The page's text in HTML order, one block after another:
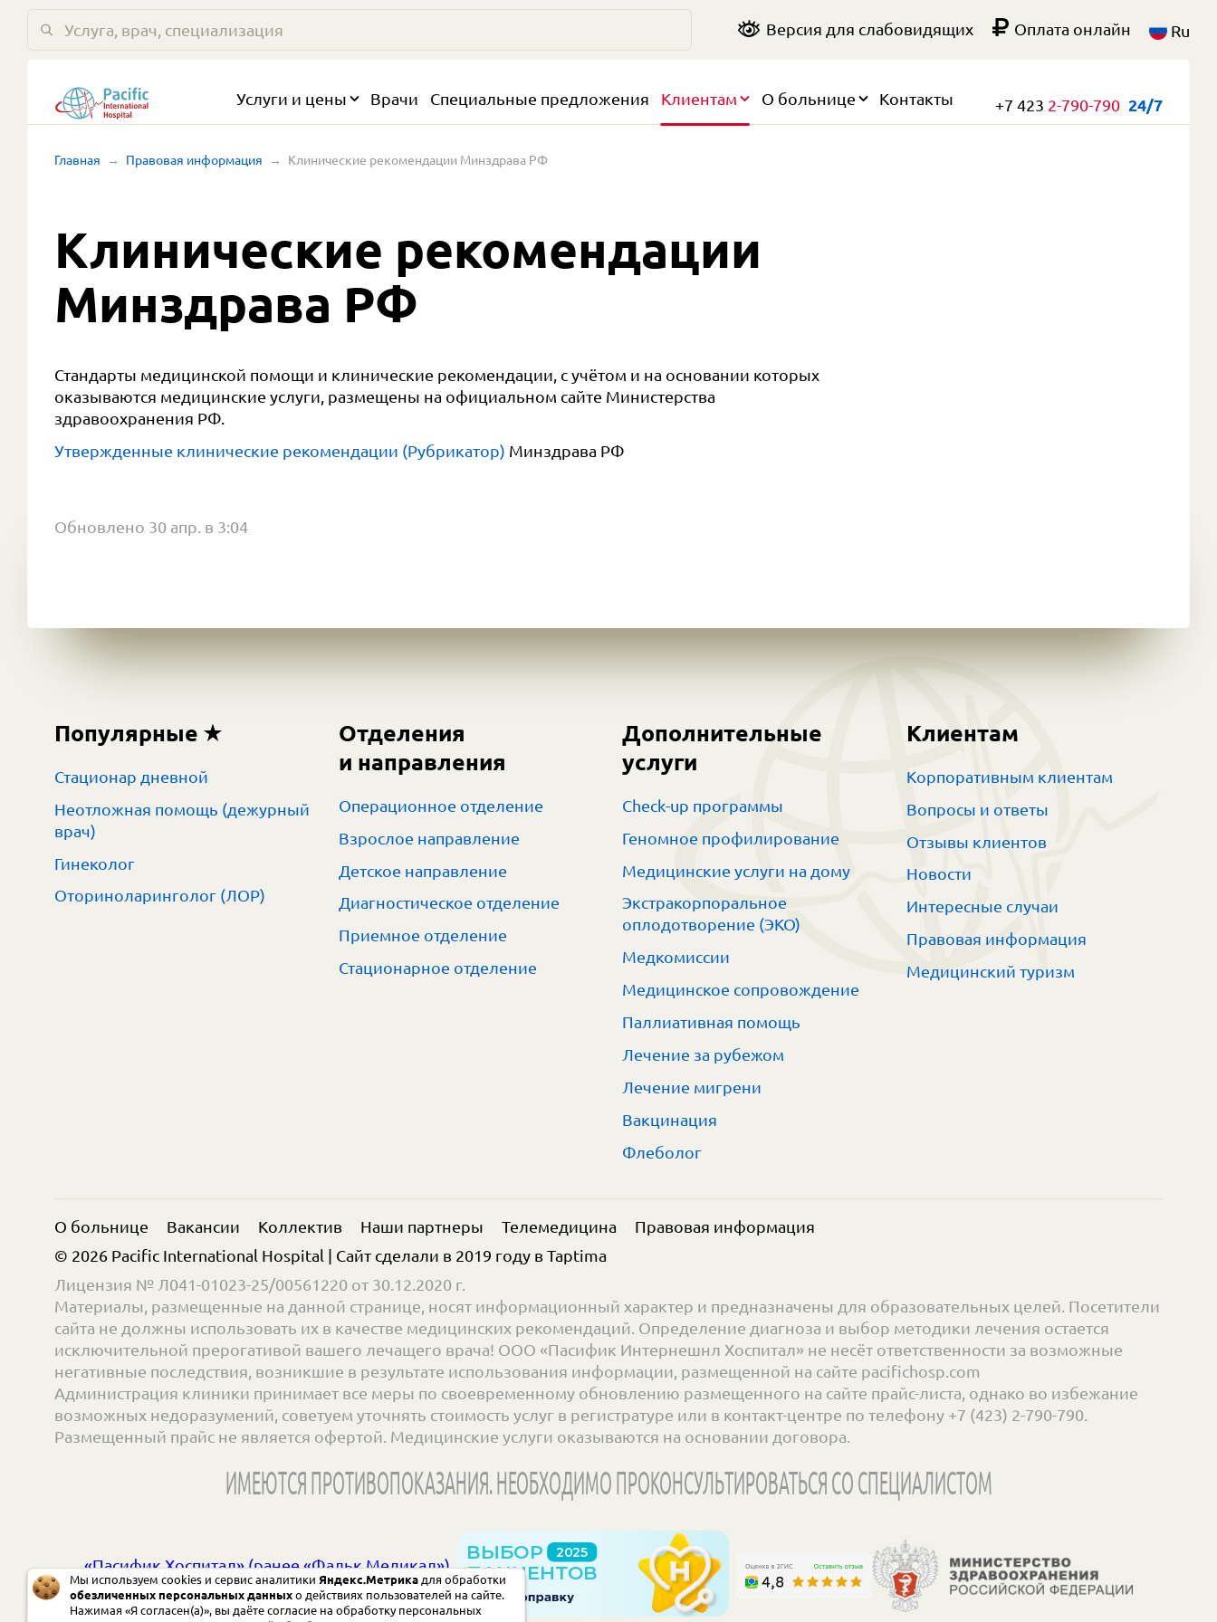
Версия для слабовидящих Оплата онлайн Ru
Услуги и цены Врачи Специальные предложения Клиентам О больнице Контакты +7 423 2-790-790 24/7
Главная Правовая информация Клинические рекомендации Минздрава РФ
Клинические рекомендации
Минздрава РФ
Стандарты медицинской помощи и клинические рекомендации, с учётом и на основании которых
оказываются медицинские услуги, размещены на официальном сайте Министерства
здравоохранения РФ.
Утвержденные клинические рекомендации (Рубрикатор) Минздрава РФ
Обновлено 30 апр. в 3:04
Популярные
Стационар дневной
Неотложная помощь (дежурный
врач)
Гинеколог
Оториноларинголог (ЛОР)
Отделения
и направления
Операционное отделение
Взрослое направление
Детское направление
Диагностическое отделение
Приемное отделение
Стационарное отделение
Дополнительные
услуги
Check-up программы
Геномное профилирование
Медицинские услуги на дому
Экстракорпоральное
оплодотворение (ЭКО)
Медкомиссии
Медицинское сопровождение
Паллиативная помощь
Лечение за рубежом
Лечение мигрени
Вакцинация
Флеболог
Клиентам
Корпоративным клиентам
Вопросы и ответы
Отзывы клиентов
Новости
Интересные случаи
Правовая информация
Медицинский туризм
О больнице Вакансии Коллектив Наши партнеры Телемедицина
Правовая информация
© 2026 Pacific International Hospital | Сайт сделали в 2019 году в Taptima
Лицензия № Л041-01023-25/00561220 от 30.12.2020 г.
Материалы, размещенные на данной странице, носят информационный характер и предназначены для образовательных целей. Посетители
сайта не должны использовать их в качестве медицинских рекомендаций. Определение диагноза и выбор методики лечения остается
исключительной прерогативой вашего лечащего врача! ООО «Пасифик Интернешнл Хоспитал» не несёт ответственности за возможные
негативные последствия, возникшие в результате использования информации, размещенной на сайте pacifichosp.com
Администрация клиники принимает все меры по своевременному обновлению размещенного на сайте прайс-листа, однако во избежание
возможных недоразумений, советуем уточнять стоимость услуг в регистратуре или в контакт-центре по телефону +7 (423) 2-790-790.
Размещенный прайс не является офертой. Медицинские услуги оказываются на основании договора.
ИМЕЮТСЯ ПРОТИВОПОКАЗАНИЯ. НЕОБХОДИМО ПРОКОНСУЛЬТИРОВАТЬСЯ СО СПЕЦИАЛИСТОМ
«Пасифик Хоспитал» (ранее «Фальк Медикал»)
Мы используем cookies и сервис аналитики Яндекс.Метрикадля обработки
обезличенных персональных данныхо действиях пользователей на сайте.
Нажимая «Я согласен(а)», вы даёте согласие на обработку персональных